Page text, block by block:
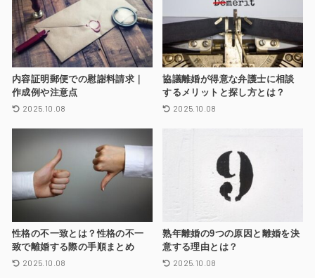
内容証明郵便での慰謝料請求｜
作成例や注意点
2025.10.08
協議離婚が得意な弁護士に相談
するメリットと探し方とは？
2025.10.08
性格の不一致とは？性格の不一
致で離婚する際の手順まとめ
2025.10.08
熟年離婚の9つの原因と離婚を決
意する理由とは？
2025.10.08